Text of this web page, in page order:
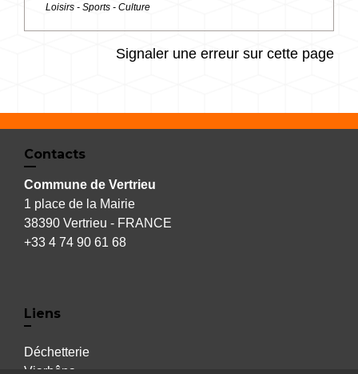
Loisirs - Sports - Culture
Signaler une erreur sur cette page
Contacts
Commune de Vertrieu
1 place de la Mairie
38390 Vertrieu - FRANCE
+33 4 74 90 61 68
Liens
Déchetterie
Viarhôna